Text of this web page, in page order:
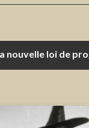
couple franco-